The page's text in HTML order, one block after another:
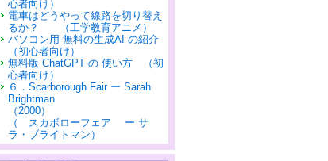
心者向け）
電車はどうやって線路を切り替え
るか？ （工学教育アニメ）
パソコン用 無料の生成AI の紹介
（初心者向け）
無料版 ChatGPT の 使い方 （初
心者向け）
６．Scarborough Fair ー Sarah
Brightman
（2000）
（ スカボローフェア ー サ
ラ・ブライトマン）